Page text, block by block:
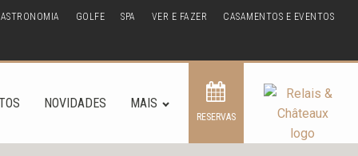
GOLFE SPA VER E FAZER CASAMENTOS E EVENTOS
NOVIDADES MAIS
RESERVAS